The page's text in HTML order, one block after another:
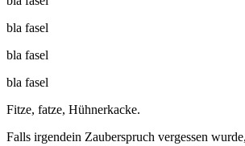
bla fasel
bla fasel
bla fasel
Fitze, fatze, Hühnerkacke.
Falls irgendein Zauberspruch vergessen